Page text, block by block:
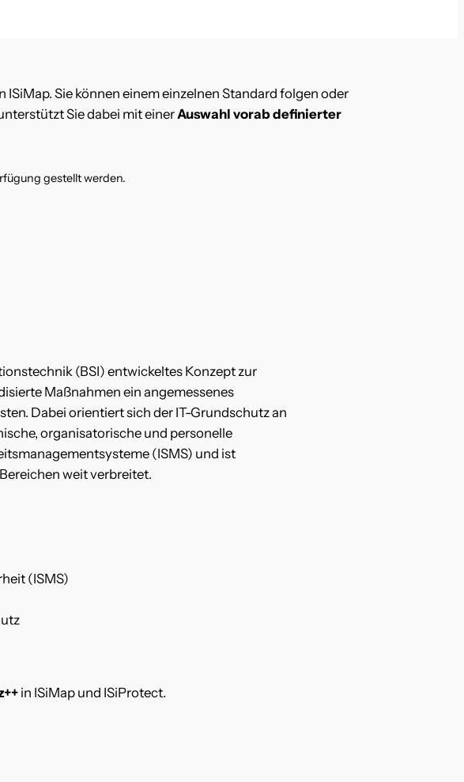
Sie können einem einzelnen Standard folgen oder
Sie dabei mit einerAuswahl vorab definierter
gestellt werden.
(BSI) entwickeltes Konzept zur
Maßnahmen ein angemessenes
Dabei orientiert sich der IT-Grundschutz an
organisatorische und personelle
(ISMS) und ist
weit verbreitet.
(ISMS)
in ISiMap und ISiProtect.